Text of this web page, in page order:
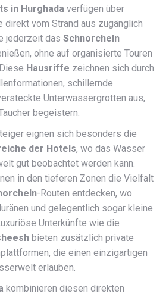
in Hurghada verfügen über
direkt vom Strand aus zugänglich
jederzeit das Schnorcheln
ohne auf organisierte Touren
Hausriffe zeichnen sich durch
schillernde
Unterwassergrotten aus,
begeistern.
eignen sich besonders die
der Hotels, wo das Wasser
gut beobachtet werden kann.
in den tieferen Zonen die Vielfalt
-Routen entdecken, wo
und gelegentlich sogar kleine
Unterkünfte wie die
bieten zusätzlich private
die einen einzigartigen
erlauben.
kombinieren diesen direkten